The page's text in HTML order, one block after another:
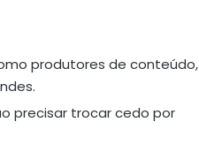
produtores de conteúdo,
precisar trocar cedo por